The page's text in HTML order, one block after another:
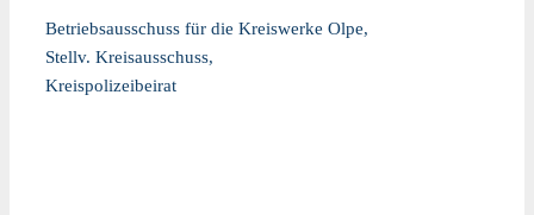
Betriebsausschuss für die Kreiswerke Olpe,
Stellv. Kreisausschuss,
Kreispolizeibeirat